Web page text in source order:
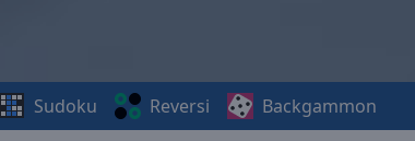
Sudoku Reversi Backgammon